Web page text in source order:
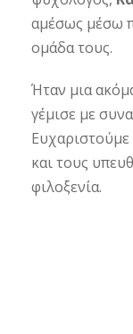
αμέσως μέσω
ομάδα τους.
Ήταν μια
γέμισε με
και τους
φιλοξενία.